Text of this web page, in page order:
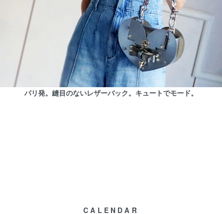
パリ発。縫目のないレザーバック。キュートでモード。
CALENDAR